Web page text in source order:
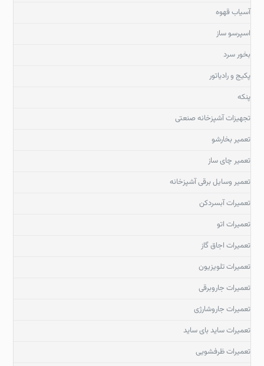
آسیاب قهوه
اسپرسو ساز
بخور سرد
پکیج و رادیاتور
پنکه
تجهیزات آشپزخانه صنعتی
تعمیر بخارشو
تعمیر چای ساز
تعمیر وسایل برقی آشپزخانه
تعمیرات آبسردکن
تعمیرات اتو
تعمیرات اجاق گاز
تعمیرات تلویزیون
تعمیرات جاروبرقی
تعمیرات جاروشارژی
تعمیرات ساید بای ساید
تعمیرات ظرفشویی